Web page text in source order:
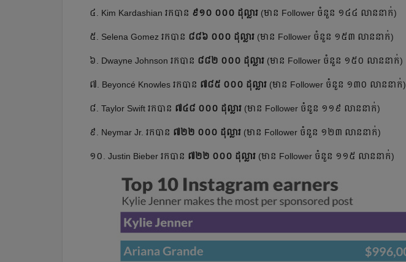
៤. Kim Kardashian រក​បាន​ ៩១០ ០០០ ដុល្លារ (មាន Follower ចំនួន​ ១៤៤ លាន​នាក់)
៥. Selena Gomez រក​បាន​ ៨៨៦ ០០០ ដុល្លារ (មាន​ Follower ចំនួន​ ១៥៣ លាន​នាក់)
៦. Dwayne Johnson រក​បាន​ ៨៨២ ០០០ ដុល្លារ (មាន Follower ចំនួន ១៥០ លាន​នាក់)
៧. Beyoncé Knowles រក​បាន​ ៧៨៥ ០០០ ដុល្លារ (មាន Follower ចំនួន​ ១៣០ ​លាន​នាក់)
៨. Taylor Swift រក​បាន​ ៧៤៨ ០០០ ដុល្លារ (មាន Follower ចំនួន ១១៩ លាន​នាក់)
៩. Neymar Jr. រក​បាន​ ៧២២ ០០០ ដុល្លារ (មាន Follower ចំនួន​ ១២៣ លាន​នាក់)
១០. Justin Bieber រក​បាន​ ៧២២ ០០០ ដុល្លារ (មាន​ Follower ចំនួន ១១៥ លាន​នាក់)​​